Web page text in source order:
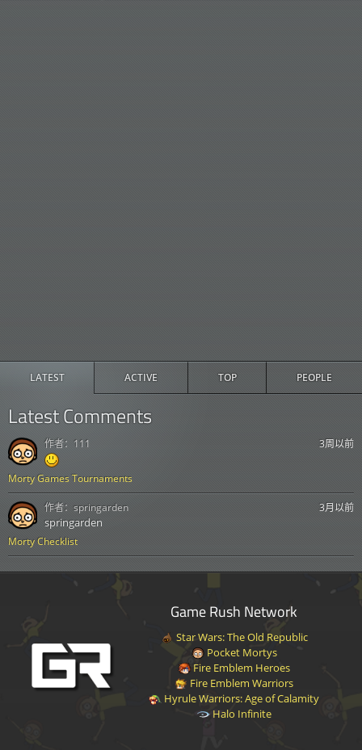
LATEST ACTIVE TOP PEOPLE
Latest Comments
Morty Games Tournaments
3周以前
作者： 111
Morty Checklist
3月以前
springarden
作者： springarden
Game Rush Network
Star Wars: The Old Republic
Pocket Mortys
Fire Emblem Heroes
Fire Emblem Warriors
Hyrule Warriors: Age of Calamity
Halo Infinite